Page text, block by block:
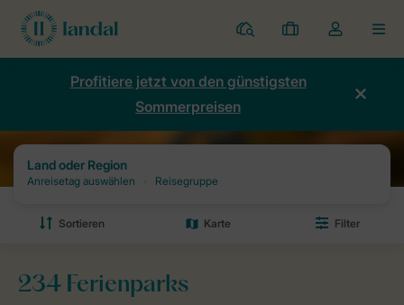
Ferienparks
Meine
Buchungen
Dropdown-
Menü
Kontos
Profitiere jetzt von den günstigsten
Sommerpreisen